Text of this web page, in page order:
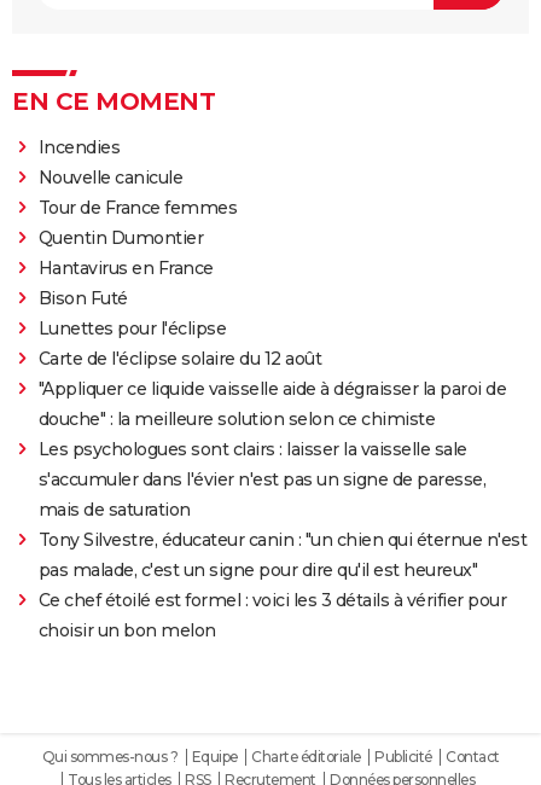
EN CE MOMENT
Incendies
Nouvelle canicule
Tour de France femmes
Quentin Dumontier
Hantavirus en France
Bison Futé
Lunettes pour l'éclipse
Carte de l'éclipse solaire du 12 août
"Appliquer ce liquide vaisselle aide à dégraisser la paroi de
douche" : la meilleure solution selon ce chimiste
Les psychologues sont clairs : laisser la vaisselle sale
s'accumuler dans l'évier n'est pas un signe de paresse,
mais de saturation
Tony Silvestre, éducateur canin : "un chien qui éternue n'est
pas malade, c'est un signe pour dire qu'il est heureux"
Ce chef étoilé est formel : voici les 3 détails à vérifier pour
choisir un bon melon
Qui sommes-nous ? Equipe Charte éditoriale Publicité
Contact
Tous les articles
RSS Recrutement Données personnelles